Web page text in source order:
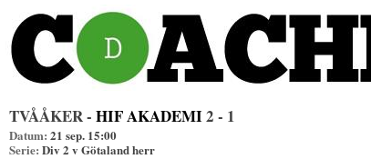
TVÅÅKER - HIF AKADEMI2 - 1
Datum: 21 sep. 15:00
Serie: Div 2 v Götaland herr